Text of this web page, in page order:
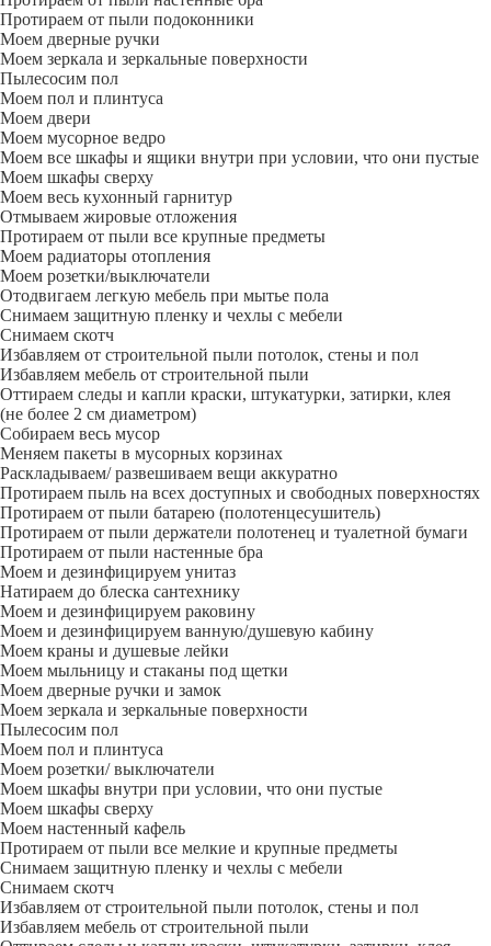
Протираем от пыли подоконники
Моем дверные ручки
Моем зеркала и зеркальные поверхности
Пылесосим пол
Моем пол и плинтуса
Моем двери
Моем мусорное ведро
Моем все шкафы и ящики внутри при условии, что они пустые
Моем шкафы сверху
Моем весь кухонный гарнитур
Отмываем жировые отложения
Протираем от пыли все крупные предметы
Моем радиаторы отопления
Моем розетки/выключатели
Отодвигаем легкую мебель при мытье пола
Снимаем защитную пленку и чехлы с мебели
Снимаем скотч
Избавляем от строительной пыли потолок, стены и пол
Избавляем мебель от строительной пыли
Оттираем следы и капли краски, штукатурки, затирки, клея
(не более 2 см диаметром)
Собираем весь мусор
Меняем пакеты в мусорных корзинах
Раскладываем/ развешиваем вещи аккуратно
Протираем пыль на всех доступных и свободных поверхностях
Протираем от пыли батарею (полотенцесушитель)
Протираем от пыли держатели полотенец и туалетной бумаги
Протираем от пыли настенные бра
Моем и дезинфицируем унитаз
Натираем до блеска сантехнику
Моем и дезинфицируем раковину
Моем и дезинфицируем ванную/душевую кабину
Моем краны и душевые лейки
Моем мыльницу и стаканы под щетки
Моем дверные ручки и замок
Моем зеркала и зеркальные поверхности
Пылесосим пол
Моем пол и плинтуса
Моем розетки/ выключатели
Моем шкафы внутри при условии, что они пустые
Моем шкафы сверху
Моем настенный кафель
Протираем от пыли все мелкие и крупные предметы
Снимаем защитную пленку и чехлы с мебели
Снимаем скотч
Избавляем от строительной пыли потолок, стены и пол
Избавляем мебель от строительной пыли